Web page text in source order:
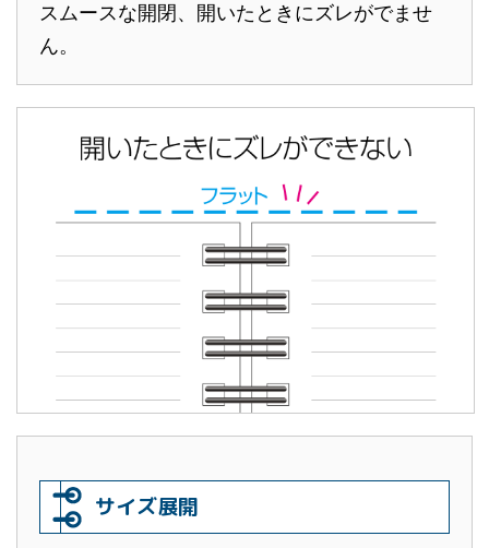
スムースな開閉、開いたときにズレがでませ
ん。
サイズ展開